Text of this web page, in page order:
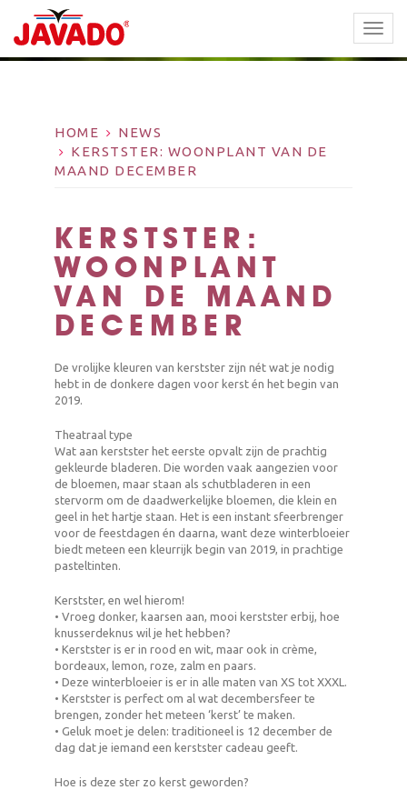
HOME
NEWS
KERSTSTER: WOONPLANT VAN DE
MAAND DECEMBER
KERSTSTER:
WOONPLANT
VAN DE MAAND
DECEMBER
De vrolijke kleuren van kerstster zijn nét wat je nodig
hebt in de donkere dagen voor kerst én het begin van
2019.
Theatraal type
Wat aan kerstster het eerste opvalt zijn de prachtig
gekleurde bladeren. Die worden vaak aangezien voor
de bloemen, maar staan als schutbladeren in een
stervorm om de daadwerkelijke bloemen, die klein en
geel in het hartje staan. Het is een instant sfeerbrenger
voor de feestdagen én daarna, want deze winterbloeier
biedt meteen een kleurrijk begin van 2019, in prachtige
pasteltinten.
Kerstster, en wel hierom!
• Vroeg donker, kaarsen aan, mooi kerstster erbij, hoe
knusserdeknus wil je het hebben?
• Kerstster is er in rood en wit, maar ook in crème,
bordeaux, lemon, roze, zalm en paars.
• Deze winterbloeier is er in alle maten van XS tot XXXL.
• Kerstster is perfect om al wat decembersfeer te
brengen, zonder het meteen ‘kerst’ te maken.
• Geluk moet je delen: traditioneel is 12 december de
dag dat je iemand een kerstster cadeau geeft.
Hoe is deze ster zo kerst geworden?